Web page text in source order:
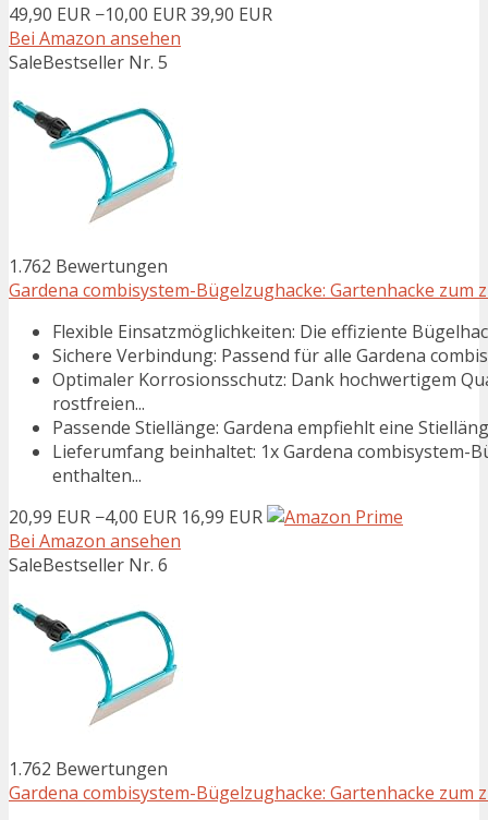
49,90 EUR −10,00 EUR39,90 EUR
Bei Amazon ansehen
SaleBestseller Nr. 5
1.762 Bewertungen
Gardena combisystem-Bügelzughacke: Gartenhacke
Flexible Einsatzmöglichkeiten: Die effiziente
Sichere Verbindung: Passend für alle Gardena
Optimaler Korrosionsschutz: Dank hochwertigem
rostfreien...
Passende Stiellänge: Gardena empfiehlt eine
Lieferumfang beinhaltet: 1x Gardena combisystem-
enthalten...
20,99 EUR −4,00 EUR 16,99 EUR
Bei Amazon ansehen
SaleBestseller Nr. 6
1.762 Bewertungen
Gardena combisystem-Bügelzughacke: Gartenhacke